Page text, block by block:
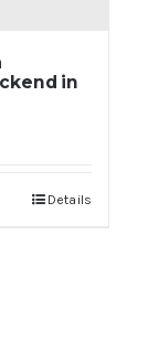
in
Details